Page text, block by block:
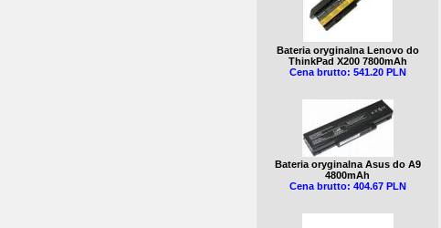
Bateria oryginalna Lenovo do
ThinkPad X200 7800mAh
Cena brutto: 541.20 PLN
Bateria oryginalna Asus do A9
4800mAh
Cena brutto: 404.67 PLN